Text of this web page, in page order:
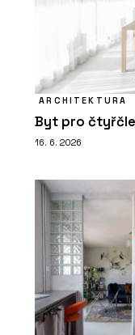
ARCHITEKTURA
Byt pro
16. 6. 2026